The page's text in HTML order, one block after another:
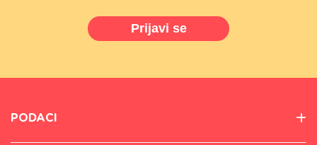
Prijavi se
PODACI